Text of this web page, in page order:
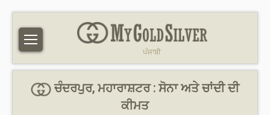
ਪੰਜਾਬੀ
ਚੰਦਰਪੁਰ, ਮਹਾਰਾਸ਼ਟਰ : ਸੋਨਾ ਅਤੇ ਚਾਂਦੀ ਦੀ
ਕੀਮਤ